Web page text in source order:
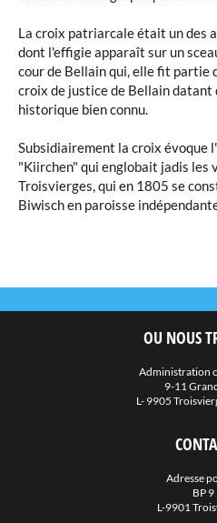
La croix patriarcale était un des
dont l'effigie apparaît sur un
cour de Bellain qui, elle fit partie
croix de justice de Bellain datant
historique bien connu.
Subsidiairement la croix évoque
"Kiirchen" qui englobait jadis les
Troisvierges, qui en 1805 se
Biwisch en paroisse
OU NOUS
Administration
9-11
L- 9905
Adresse
BP 9
L-9901